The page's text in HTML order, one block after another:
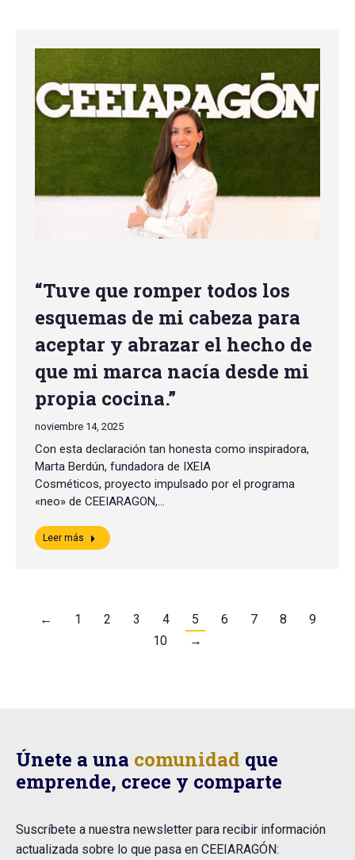
“Tuve que romper todos los
esquemas de mi cabeza para
aceptar y abrazar el hecho de
que mi marca nacía desde mi
propia cocina.”
noviembre 14, 2025
Con esta declaración tan honesta como inspiradora,
Marta Berdún, fundadora de IXEIA
Cosméticos, proyecto impulsado por el programa
«neo» de CEEIARAGON,…
Leer más
← 1 2 3 4 5 6 7 8
9
10
→
Únete a una comunidad que
emprende, crece y comparte
Suscríbete a nuestra newsletter para recibir información
actualizada sobre lo que pasa en CEEIARAGÓN: